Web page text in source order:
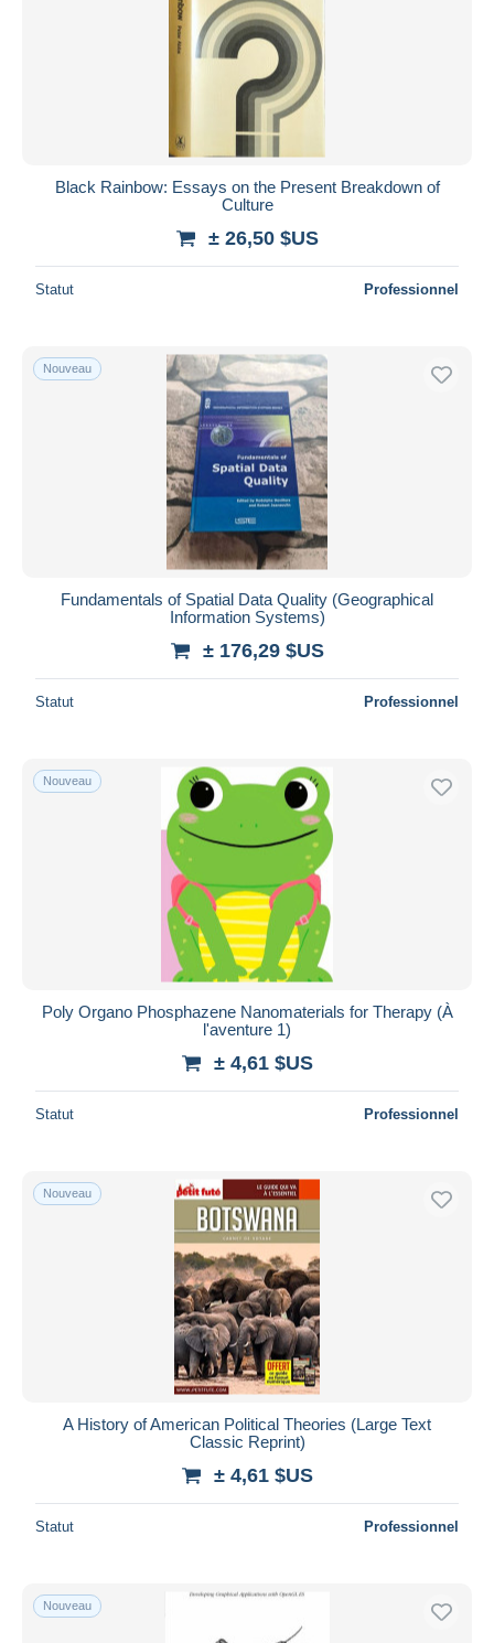
Black Rainbow: Essays on the Present Breakdown of
Culture
± 26,50 $US
Statut Professionnel
Nouveau
Fundamentals of Spatial Data Quality (Geographical
Information Systems)
± 176,29 $US
Statut Professionnel
Nouveau
Poly Organo Phosphazene Nanomaterials for Therapy (À
l'aventure 1)
± 4,61 $US
Statut Professionnel
Nouveau
A History of American Political Theories (Large Text
Classic Reprint)
± 4,61 $US
Statut Professionnel
Nouveau